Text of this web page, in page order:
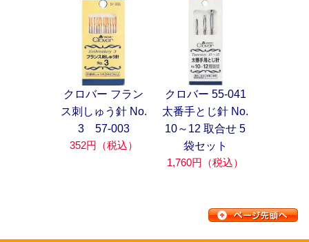
クロバー フラン
ス刺しゅう針 No.
3 57-003
352円（税込）
クロバー 55-041
太番手とじ針 No.
10～12 取合せ 5
袋セット
1,760円（税込）